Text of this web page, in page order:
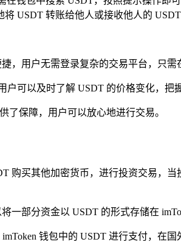
USDT 转账给他人或接收他人的 USDT
，用户无需登录复杂的交易平台，只需
户可以及时了解 USDT 的价格变化，把
了保障，用户可以放心地进行交易。
购买其他加密货币，进行投资交易，
一部分资金以 USDT 的形式存储在
钱包中的 USDT 进行支付，在